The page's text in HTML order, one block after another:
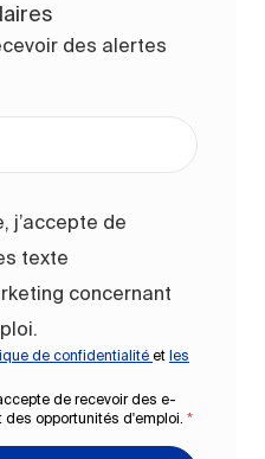
des alertes
j’accepte de
texte
concernant
de confidentialité et les
de recevoir des e-
opportunités d'emploi. *